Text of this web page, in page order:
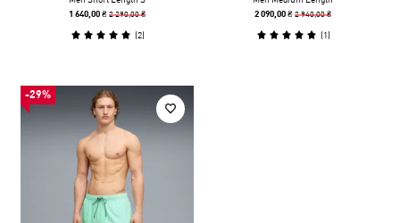
1 640,00 ₴2 290,00 ₴
(2)
2 090,00 ₴2 940,00 ₴
(1)
-29%